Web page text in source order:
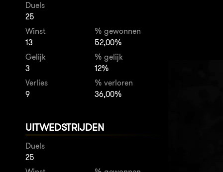
Duels
25
Winst
13
% gewonnen
52,00%
Gelijk
3
% gelijk
12%
Verlies
9
% verloren
36,00%
UITWEDSTRIJDEN
Duels
25